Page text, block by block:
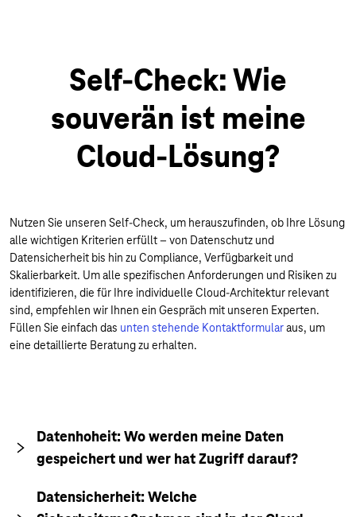
Self-Check: Wie
souverän ist meine
Cloud-Lösung?
Nutzen Sie unseren Self-Check, um herauszufinden, ob Ihre Lösung
alle wichtigen Kriterien erfüllt – von Datenschutz und
Datensicherheit bis hin zu Compliance, Verfügbarkeit und
Skalierbarkeit. Um alle spezifischen Anforderungen und Risiken zu
identifizieren, die für Ihre individuelle Cloud-Architektur relevant
sind, empfehlen wir Ihnen ein Gespräch mit unseren Experten.
Füllen Sie einfach das unten stehende Kontaktformularaus, um
eine detaillierte Beratung zu erhalten.
Datenhoheit: Wo werden meine Daten
gespeichert und wer hat Zugriff darauf?
Datensicherheit: Welche